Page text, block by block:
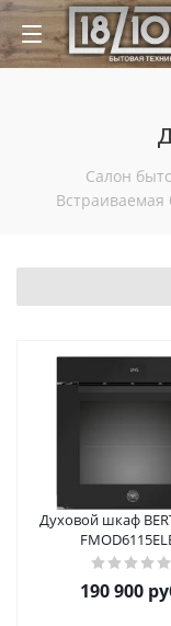
Салон
Встраиваемая
Духовой шкаф
190 900